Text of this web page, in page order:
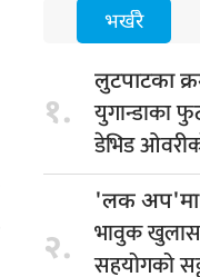
भर्खरै
१.
लुटपाटका
युगान्डाका
डेभिड
२.
'लक अप'मा
भावुक
सहयोगको